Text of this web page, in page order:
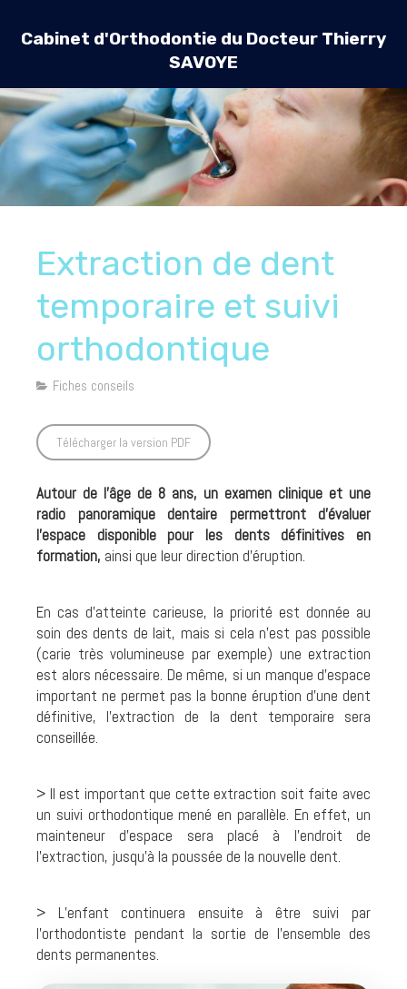
Cabinet d'Orthodontie du Docteur Thierry
SAVOYE
Extraction de dent
temporaire et suivi
orthodontique
Fiches conseils
Télécharger la version PDF
Autour de l’âge de 8 ans, un examen clinique et une
radio panoramique dentaire permettront d’évaluer
l’espace disponible pour les dents définitives en
formation, ainsi que leur direction d’éruption.
En cas d’atteinte carieuse, la priorité est donnée au
soin des dents de lait, mais si cela n’est pas possible
(carie très volumineuse par exemple) une extraction
est alors nécessaire. De même, si un manque d’espace
important ne permet pas la bonne éruption d’une dent
définitive, l’extraction de la dent temporaire sera
conseillée.
> Il est important que cette extraction soit faite avec
un suivi orthodontique mené en parallèle. En effet, un
mainteneur d’espace sera placé à l’endroit de
l’extraction, jusqu’à la poussée de la nouvelle dent.
> L’enfant continuera ensuite à être suivi par
l’orthodontiste pendant la sortie de l’ensemble des
dents permanentes.